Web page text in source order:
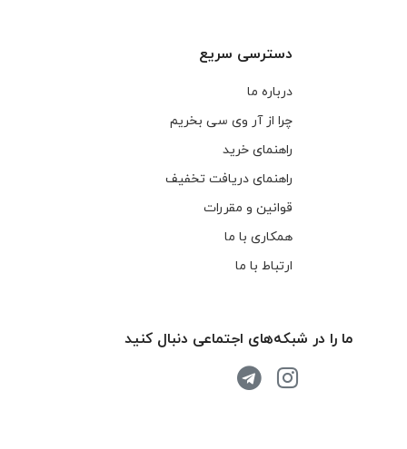
دسترسی سریع
درباره ما
چرا از آر وی سی بخریم
راهنمای خرید
راهنمای دریافت تخفیف
قوانین و مقررات
همکاری با ما
ارتباط با ما
ما را در شبکه‌های اجتماعی دنبال کنید